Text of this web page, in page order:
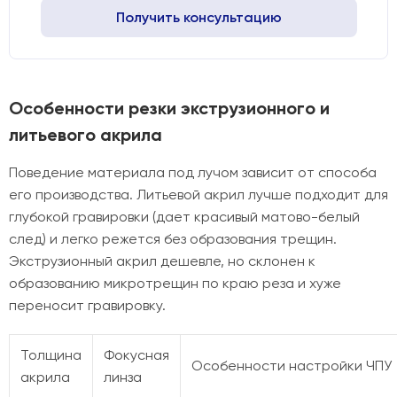
Получить консультацию
Особенности резки экструзионного и
литьевого акрила
Поведение материала под лучом зависит от способа
его производства. Литьевой акрил лучше подходит для
глубокой гравировки (дает красивый матово-белый
след) и легко режется без образования трещин.
Экструзионный акрил дешевле, но склонен к
образованию микротрещин по краю реза и хуже
переносит гравировку.
Толщина
акрила
Фокусная
линза
Особенности настройки ЧПУ